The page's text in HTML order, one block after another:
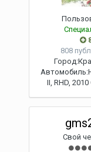
808
Город:
Автомобиль:
II, RHD,
Свой